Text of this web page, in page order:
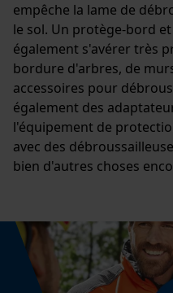
empêche la lame de
le sol. Un protège-bord
également s'avérer très
bordure d'arbres, de
accessoires pour
également des
l'équipement de
avec des
bien d'autres choses
Panier
Géo-IP
Vidéos
Google
Prise de
Cookies